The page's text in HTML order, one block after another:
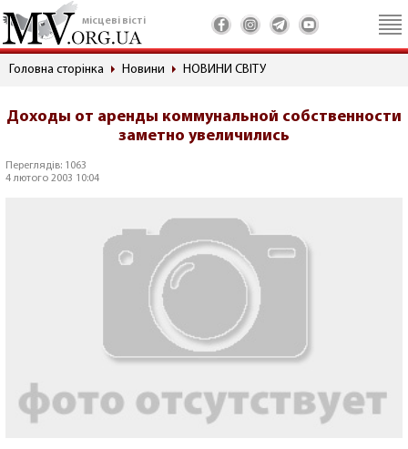
місцеві вісті
Головна сторінка Новини НОВИНИ СВІТУ
Доходы от аренды коммунальной собственности
заметно увеличились
Переглядів: 1063
4 лютого 2003 10:04